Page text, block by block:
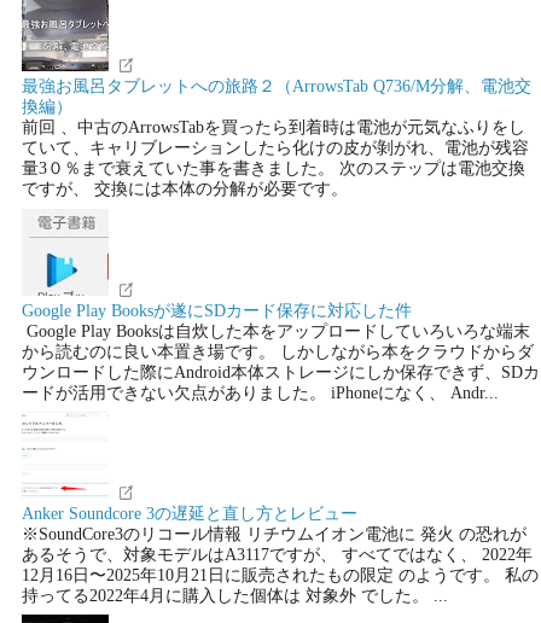
最強お風呂タブレットへの旅路２（ArrowsTab Q736/M分解、電池交
換編）
前回 、中古のArrowsTabを買ったら到着時は電池が元気なふりをし
ていて、キャリブレーションしたら化けの皮が剝がれ、電池が残容
量3０％まで衰えていた事を書きました。 次のステップは電池交換
ですが、 交換には本体の分解が必要です。
Google Play Booksが遂にSDカード保存に対応した件
Google Play Booksは自炊した本をアップロードしていろいろな端末
から読むのに良い本置き場です。 しかしながら本をクラウドからダ
ウンロードした際にAndroid本体ストレージにしか保存できず、SDカ
ードが活用できない欠点がありました。 iPhoneになく、 Andr...
Anker Soundcore 3の遅延と直し方とレビュー
※SoundCore3のリコール情報 リチウムイオン電池に 発火 の恐れが
あるそうで、対象モデルはA3117ですが、 すべてではなく、 2022年
12月16日〜2025年10月21日に販売されたもの限定 のようです。 私の
持ってる2022年4月に購入した個体は 対象外 でした。 ...